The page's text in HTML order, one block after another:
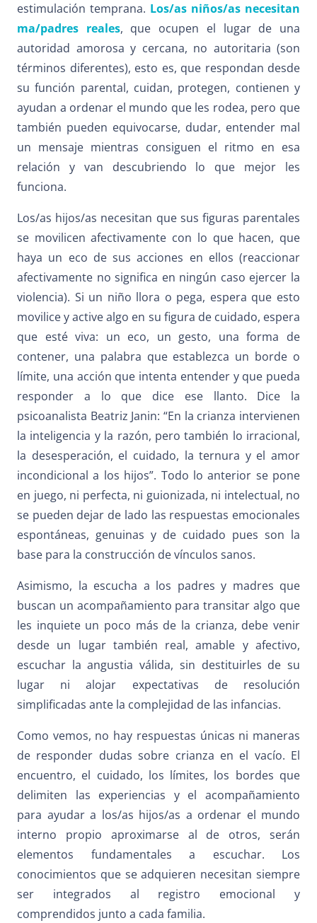
estimulación temprana. Los/as niños/as necesitan
ma/padres reales, que ocupen el lugar de una
autoridad amorosa y cercana, no autoritaria (son
términos diferentes), esto es, que respondan desde
su función parental, cuidan, protegen, contienen y
ayudan a ordenar el mundo que les rodea, pero que
también pueden equivocarse, dudar, entender mal
un mensaje mientras consiguen el ritmo en esa
relación y van descubriendo lo que mejor les
funciona.
Los/as hijos/as necesitan que sus figuras parentales
se movilicen afectivamente con lo que hacen, que
haya un eco de sus acciones en ellos (reaccionar
afectivamente no significa en ningún caso ejercer la
violencia). Si un niño llora o pega, espera que esto
movilice y active algo en su figura de cuidado, espera
que esté viva: un eco, un gesto, una forma de
contener, una palabra que establezca un borde o
límite, una acción que intenta entender y que pueda
responder a lo que dice ese llanto. Dice la
psicoanalista Beatriz Janin: “En la crianza intervienen
la inteligencia y la razón, pero también lo irracional,
la desesperación, el cuidado, la ternura y el amor
incondicional a los hijos”. Todo lo anterior se pone
en juego, ni perfecta, ni guionizada, ni intelectual, no
se pueden dejar de lado las respuestas emocionales
espontáneas, genuinas y de cuidado pues son la
base para la construcción de vínculos sanos.
Asimismo, la escucha a los padres y madres que
buscan un acompañamiento para transitar algo que
les inquiete un poco más de la crianza, debe venir
desde un lugar también real, amable y afectivo,
escuchar la angustia válida, sin destituirles de su
lugar ni alojar expectativas de resolución
simplificadas ante la complejidad de las infancias.
Como vemos, no hay respuestas únicas ni maneras
de responder dudas sobre crianza en el vacío. El
encuentro, el cuidado, los límites, los bordes que
delimiten las experiencias y el acompañamiento
para ayudar a los/as hijos/as a ordenar el mundo
interno propio aproximarse al de otros, serán
elementos fundamentales a escuchar. Los
conocimientos que se adquieren necesitan siempre
ser integrados al registro emocional y
comprendidos junto a cada familia.